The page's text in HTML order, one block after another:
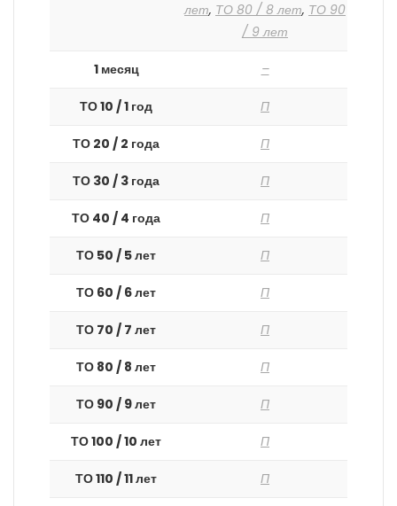
лет, ТО 80 / 8 лет, ТО 90
/ 9 лет
1 месяц –
ТО 10 / 1 год П
ТО 20 / 2 года П
ТО 30 / 3 года П
ТО 40 / 4 года П
ТО 50 / 5 лет П
ТО 60 / 6 лет П
ТО 70 / 7 лет П
ТО 80 / 8 лет П
ТО 90 / 9 лет П
ТО 100 / 10 лет П
ТО 110 / 11 лет П